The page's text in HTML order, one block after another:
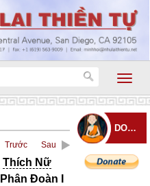
Trước Sau
Thích Nữ
Phân Đoàn I
DONATE